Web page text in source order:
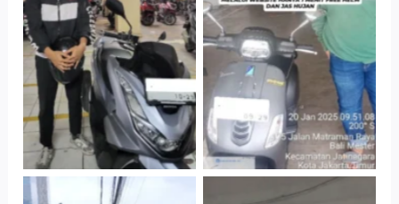
Chandra, Jakarta
Selatan
Jatinegara Gedung
Parkir P6A